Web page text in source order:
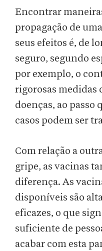
Encontrar
propagação de
seus efeitos é, de
seguro, segundo
por exemplo, o
rigorosas medidas
doenças, ao passo
casos podem ser
Com relação a
gripe, as vacinas
diferença. As
disponíveis são
eficazes, o que
suficiente de
acabar com esta